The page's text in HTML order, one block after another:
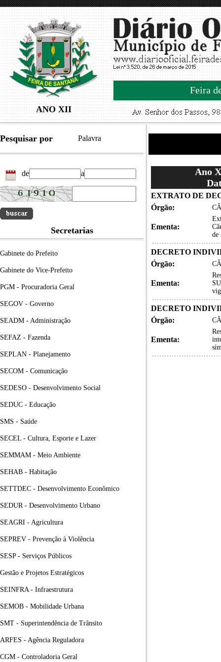
ANO XII
Feira
Pesquisar por Palavra
de a
Secretarias
Gabinete do Prefeito
Gabinete do Vice-Prefeito
PGM - Procuradoria Geral
SEGOV - Governo
SEADM - Administração
SEFAZ - Fazenda
SEPLAN - Planejamento
SECOM - Comunicação
SEDESO - Desenvolvimento Social
SEDUC - Educação
SMS - Saúde
SECEL - Cultura, Esporte e Lazer
SEMMAM - Meio Ambiente
SEHAB - Habitação
SETTDEC - Desenvolvimento Econômico
SEDUR - Desenvolvimento Urbano
SEAGRI - Agricultura
SEPREV - Prevenção à Violência
SESP - Serviços Públicos
Gestão e Projetos Estratégicos
SEINFRA - Infraestrutura
SEMOB - Mobilidade Urbana
SMT - Superintendência de Trânsito
ARFES - Agência Reguladora
CGM - Controladoria Geral
Ano
EXTRATO DE
Órgão:
Ementa:
de
DECRETO
Órgão:
Ementa:
DECRETO
Órgão:
Ementa: